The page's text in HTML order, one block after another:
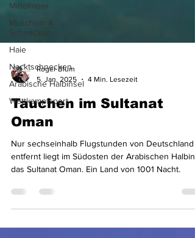
Mittelmeer
Muscheln &
Schnecken
Haie
Nacktschnecken
Arabische Halbinsel
Wettkampfsport
Roger Blum
5. Jan. 2025
Tauchen im Sultanat
Oman
entfernt liegt im Südosten der Arabischen
das Sultanat Oman. Ein Land von 1001 Nacht.